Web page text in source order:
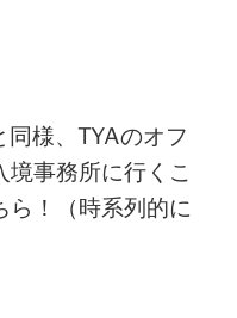
同様、TYAのオフ
境事務所に行くこ
ら！（時系列的に